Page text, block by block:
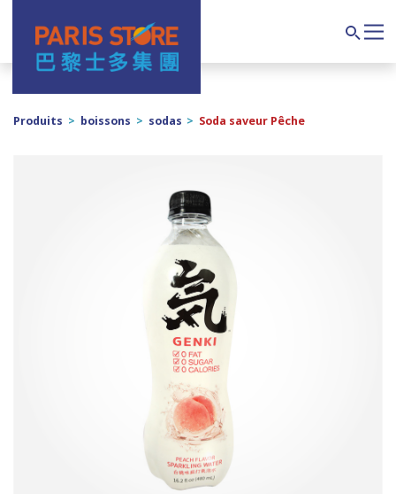
Navigation principale
Produits > boissons > sodas > Soda saveur Pêche